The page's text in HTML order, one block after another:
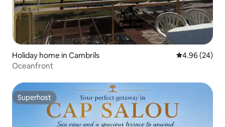
Holiday home in Cambrils 4.96 out of 5
4.96 (24)
Oceanfront
Superhost
Superhost